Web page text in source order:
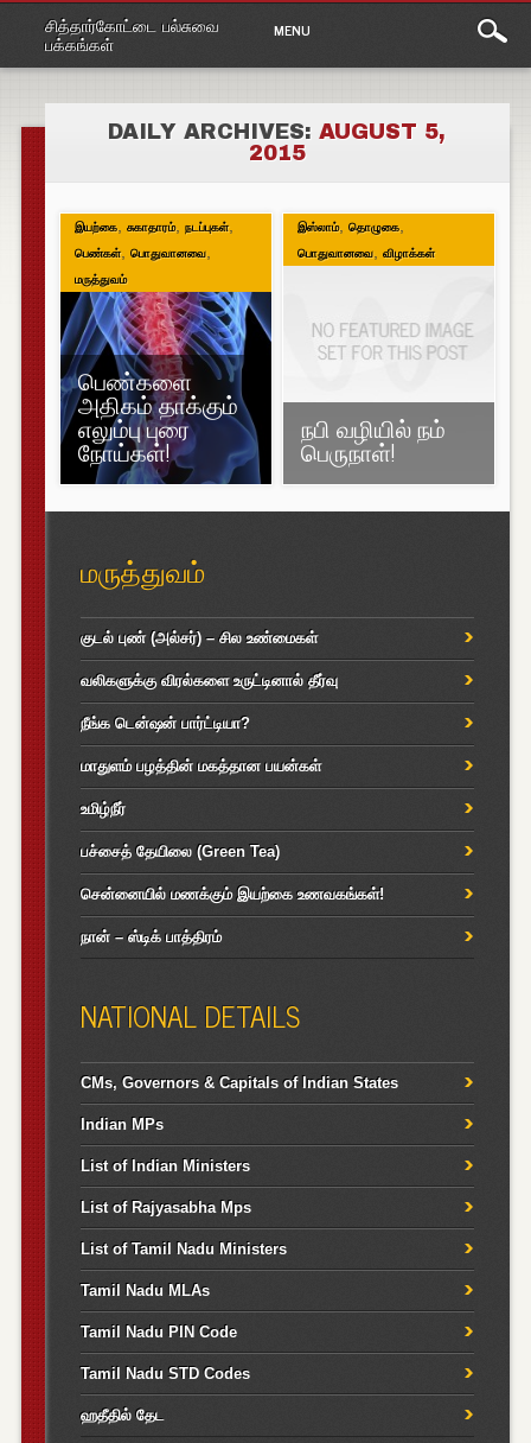
சித்தார்கோட்டை பல்சுவை
பக்கங்கள்
Main
menu
content
MENU
DAILY ARCHIVES:AUGUST 5,
2015
இயற்கை, சுகாதாரம், நடப்புகள்,
பெண்கள், பொதுவானவை,
மருத்துவம்
பெண்களை
அதிகம் தாக்கும்
எலும்பு புரை
நோய்கள்!
இஸ்லாம், தொழுகை,
பொதுவானவை, விழாக்கள்
நபி வழியில் நம்
பெருநாள்!
மருத்துவம்
குடல் புண் (அல்சர்) – சில உண்மைகள்
வலிகளுக்கு விரல்களை உருட்டினால் தீர்வு
நீங்க டென்ஷன் பார்ட்டியா?
மாதுளம் பழத்தின் மகத்தான பயன்கள்
உமிழ்நீர்
பச்சைத் தேயிலை (Green Tea)
சென்னையில் மணக்கும் இயற்கை உணவகங்கள்!
நான் – ஸ்டிக் பாத்திரம்
NATIONAL DETAILS
CMs, Governors & Capitals of Indian States
Indian MPs
List of Indian Ministers
List of Rajyasabha Mps
List of Tamil Nadu Ministers
Tamil Nadu MLAs
Tamil Nadu PIN Code
Tamil Nadu STD Codes
ஹதீதில் தேட